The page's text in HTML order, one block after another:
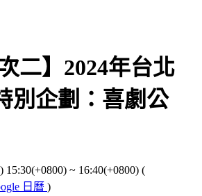
次二】2024年台北
別企劃：喜劇公
15:30(+0800) ~ 16:40(+0800) (
日曆 )